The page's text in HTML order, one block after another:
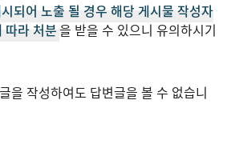
되어 노출 될 경우 해당 게시물 작성자
따라 처분을 받을 수 있으니 유의하시기
을 작성하여도 답변글을 볼 수 없습니